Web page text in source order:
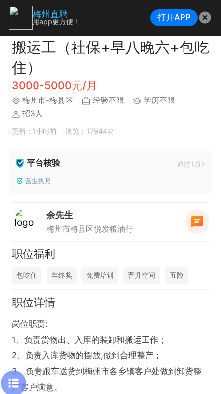
搬运工（社保+早八晚六+包吃
住）
3000-5000元/月
梅州市-梅县区 经验不限
学历不限
招3人
更新：1小时前 浏览：17944次
平台核验 通过1项
营业执照
余先生
梅州市梅县区悦发粮油行
职位福利
包吃住 年终奖 免费培训 晋升空间 五险
职位详情
岗位职责:
1、负责货物出、入库的装卸和搬运工作；
2、负责入库货物的摆放,做到合理整产；
3、负责跟车送货到梅州市各乡镇客户处做到卸货整
产客户满意。
梅州直聘
用app更方便！ 打开APP